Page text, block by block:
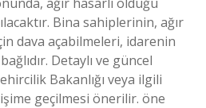
Bina sahiplerinin, ağır
dava açabilmeleri, idarenin
Detaylı ve güncel
Bakanlığı veya ilgili
geçilmesi önerilir. öne